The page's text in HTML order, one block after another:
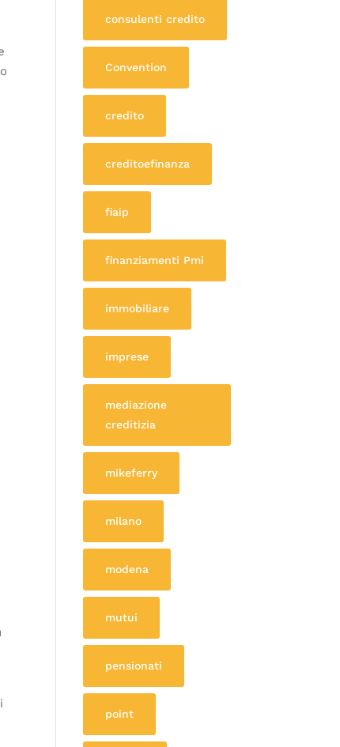
consulenti credito
Convention
credito
creditoefinanza
fiaip
finanziamenti Pmi
immobiliare
imprese
mediazione
creditizia
mikeferry
milano
modena
mutui
pensionati
point